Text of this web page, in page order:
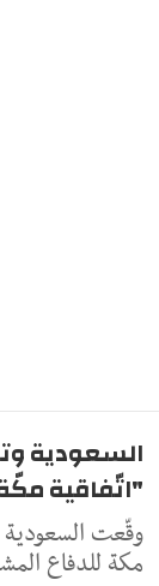
السعودية
"اتّفاقية
وقّعت السعودية
مكة للدفاع